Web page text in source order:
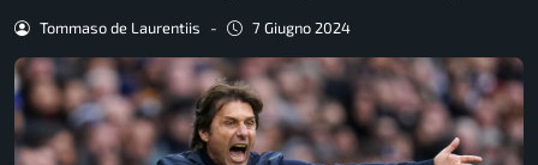
Tommaso de Laurentiis - 7 Giugno 2024